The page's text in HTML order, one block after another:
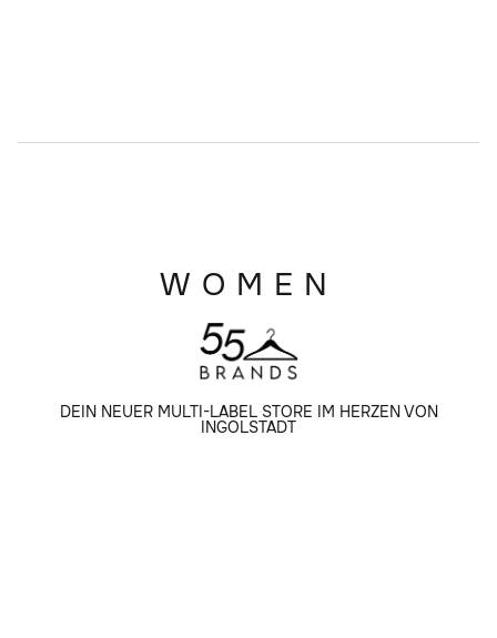
WOMEN
DEIN NEUER MULTI-LABEL STORE IM HERZEN VON
INGOLSTADT